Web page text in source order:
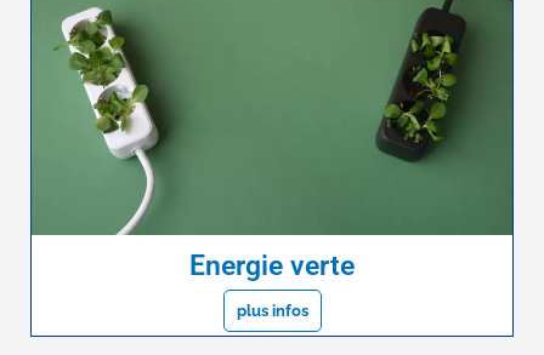
Energie verte
plus infos